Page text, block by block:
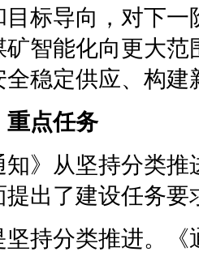
目标导向，对下
矿智能化向更大
全稳定供应、构
点任务
从坚持分类推
提出了建设任务要
分类推进。《